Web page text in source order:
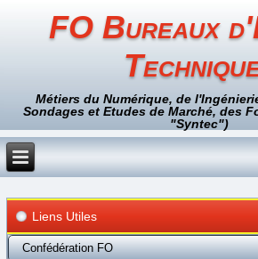
FO Bureaux
Métiers du Numérique, de
Sondages et Etudes de Marché, des
"Syntec")
Liens Utiles
Confédération FO